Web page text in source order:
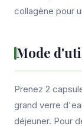
collagène pour
Mode
Prenez 2
grand verre
déjeuner. Pour